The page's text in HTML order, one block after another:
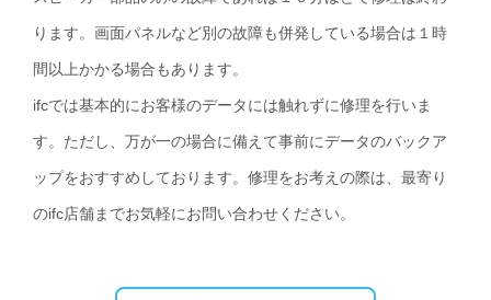
ります。画面パネルなど別の故障も併発している場合は１時
間以上かかる場合もあります。
ifcでは基本的にお客様のデータには触れずに修理を行いま
す。ただし、万が一の場合に備えて事前にデータのバックア
ップをおすすめしております。修理をお考えの際は、最寄り
のifc店舗までお気軽にお問い合わせください。